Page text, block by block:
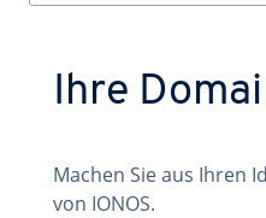
Ihre
Machen Sie aus Ihren
von IONOS.